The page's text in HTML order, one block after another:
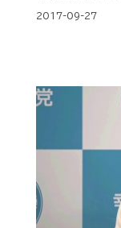
2017-09-27